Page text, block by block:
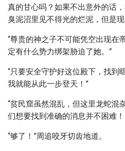
真的甘心吗？如果不出意外的话
臭泥沼里见不得光的烂泥，但是
“尊贵的神之子不可能凭空出现在
定有什么势力绑架胁迫了她。”
“只要安全守护好这位殿下，找到
我就能从此一步登天！”
“贫民窟虽然混乱，但这里龙蛇混
们想要找到准确的消息并不困难！
“够了！”周追咬牙切齿地道。